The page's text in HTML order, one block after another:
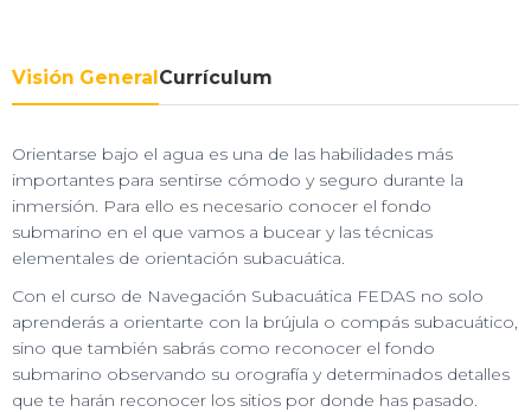
Visión GeneralCurrículum
Orientarse bajo el agua es una de las habilidades más
importantes para sentirse cómodo y seguro durante la
inmersión. Para ello es necesario conocer el fondo
submarino en el que vamos a bucear y las técnicas
elementales de orientación subacuática.
Con el curso de Navegación Subacuática FEDAS no solo
aprenderás a orientarte con la brújula o compás subacuático,
sino que también sabrás como reconocer el fondo
submarino observando su orografía y determinados detalles
que te harán reconocer los sitios por donde has pasado.